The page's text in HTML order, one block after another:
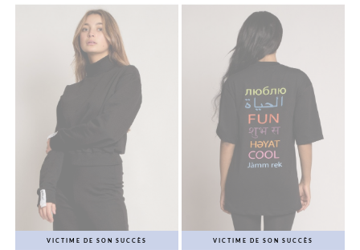
VICTIME DE SON SUCCÈS VICTIME DE SON SUCCÈS